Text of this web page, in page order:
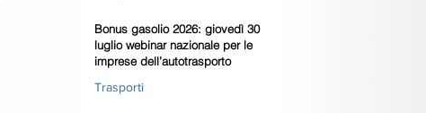
Bonus gasolio 2026: giovedì 30
luglio webinar nazionale per le
imprese dell’autotrasporto
Trasporti